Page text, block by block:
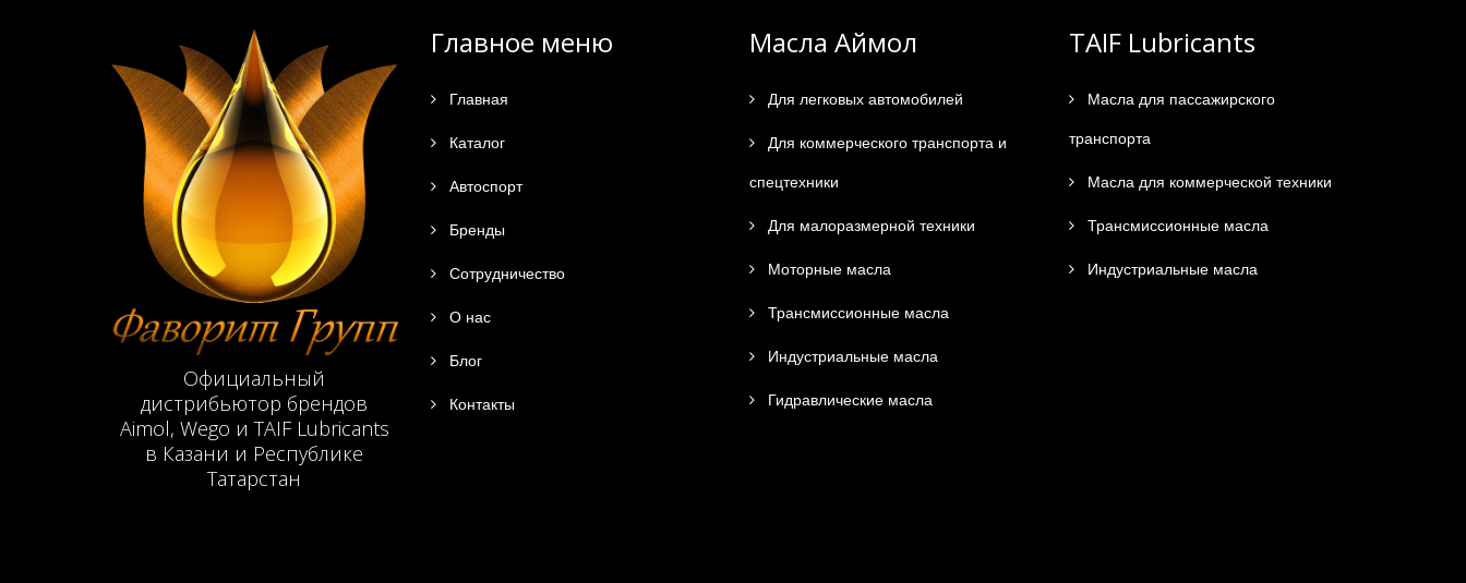
Официальный
дистрибьютор брендов
Aimol, Wego и TAIF Lubricants
в Казани и Республике
Татарстан
Главное меню
Главная
Каталог
Автоспорт
Бренды
Сотрудничество
О нас
Блог
Контакты
Масла Аймол
Для легковых автомобилей
Для коммерческого транспорта и
спецтехники
Для малоразмерной техники
Моторные масла
Трансмиссионные масла
Индустриальные масла
Гидравлические масла
TAIF Lubricants
Масла для пассажирского
транспорта
Масла для коммерческой техники
Трансмиссионные масла
Индустриальные масла